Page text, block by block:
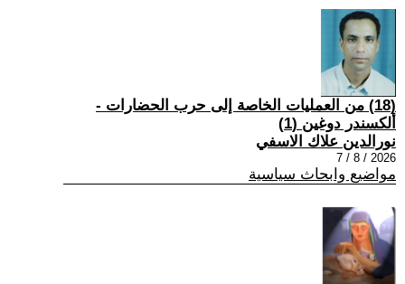
(18) من العمليات الخاصة إلى حرب الحضارات -
ألكسندر دوغين (1)
نورالدين علاك الاسفي
2026 / 8 / 7
مواضيع وابحاث سياسية